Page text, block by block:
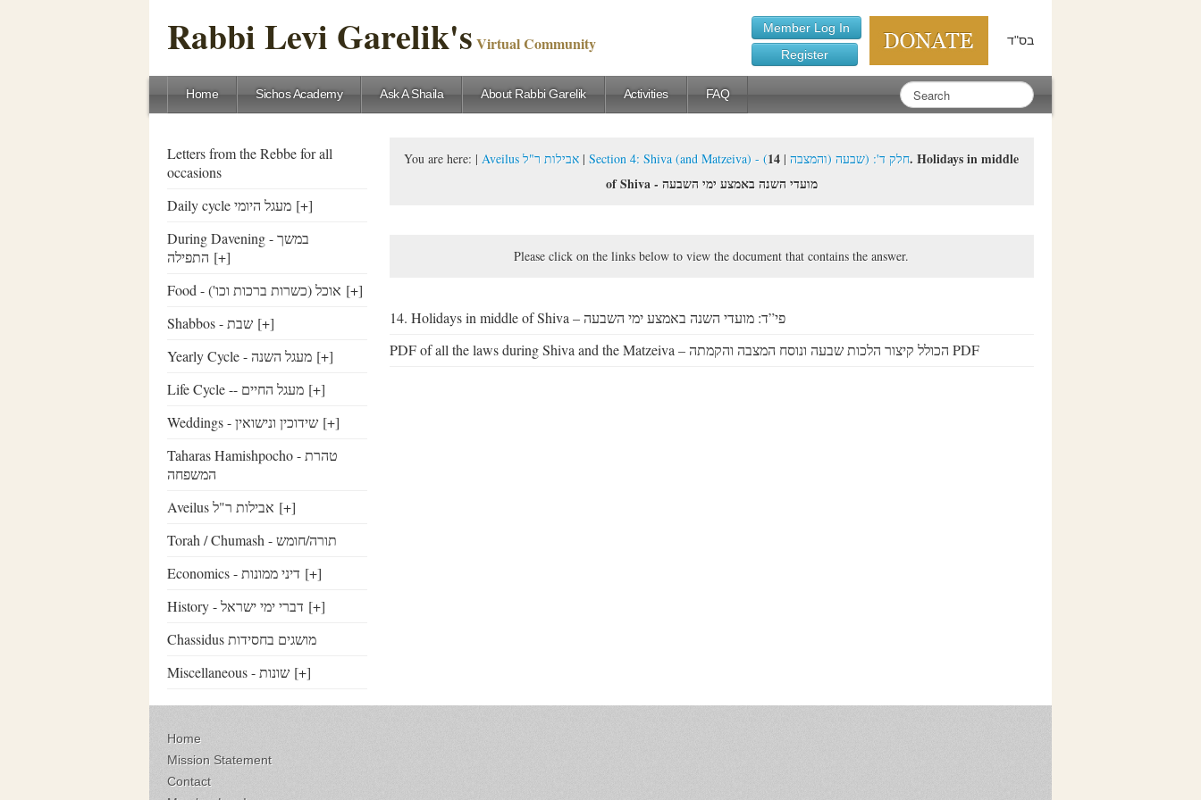
Rabbi Levi Garelik's Virtual Community
Member Log In
Register
בס"ד
Home Sichos Academy Ask A Shaila About Rabbi Garelik Activities FAQ
Letters from the Rebbe for all
occasions
Daily cycle מעגל היומי [+]
During Davening - במשך
התפילה [+]
Food - ('אוכל (כשרות ברכות וכו [+]
Shabbos - שבת [+]
Yearly Cycle - מעגל השנה [+]
Life Cycle -- מעגל החיים [+]
Weddings - שידוכין ונישואין [+]
Taharas Hamishpocho - טהרת
המשפחה
Aveilus אבילות ר"ל [+]
Torah / Chumash - תורה/חומש
Economics - דיני ממונות [+]
History - דברי ימי ישראל [+]
Chassidus מושגים בחסידות
Miscellaneous - שונות [+]
You are here: | Aveilus אבילות ר"ל | Section 4: Shiva (and Matzeiva) - (חלק ד': (שבעה (והמצבה|
14. Holidays in middle
of Shiva - מועדי השנה באמצע ימי השבעה
Please click on the links below to view the document that contains the answer.
14. Holidays in middle of Shiva – פי”ד: מועדי השנה באמצע ימי השבעה
PDF of all the laws during Shiva and the Matzeiva – הכולל קיצור הלכות שבעה ונוסח המצבה והקמתה PDF
Home
Mission Statement
Contact